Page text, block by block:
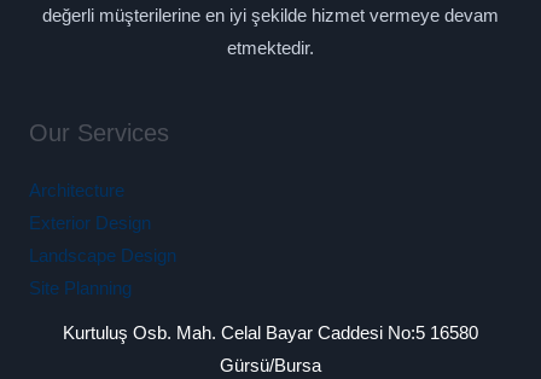
değerli müşterilerine en iyi şekilde hizmet vermeye devam
etmektedir.
Our Services
Architecture
Exterior Design
Landscape Design
Site Planning
Kurtuluş Osb. Mah. Celal Bayar Caddesi No:5 16580
Gürsü/Bursa